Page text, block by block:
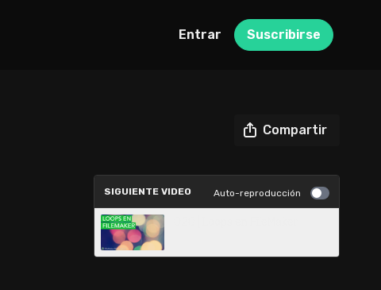
Entrar Suscribirse
Compartir
SIGUIENTE VIDEO Auto-reproducción